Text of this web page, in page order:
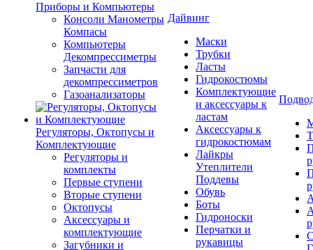
Приборы и Компьютеры
Консоли Манометры
Компасы
Компьютеры
Декомпрессиметры
Запчасти для
декомпрессиметров
Газоанализаторы
Регуляторы, Октопусы и
Комплектующие
Регуляторы и
комплекты
Первые ступени
Вторые ступени
Октопусы
Аксессуары и
комплектующие
Загубники и
Дайвинг
Маски
Трубки
Ласты
Гидрокостюмы
Комплектующие
и аксессуары к
ластам
Аксессуары к
гидрокостюмам
Лайкры
Утеплители
Поддевы
Обувь
Боты
Гидроноски
Перчатки и
рукавицы